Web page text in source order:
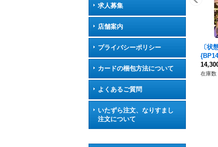
求人募集
店舗案内
プライバシーポリシー
カードの梱包方法について
よくあるご質問
いたずら注文、なりすまし
注文について
〔状
在庫数